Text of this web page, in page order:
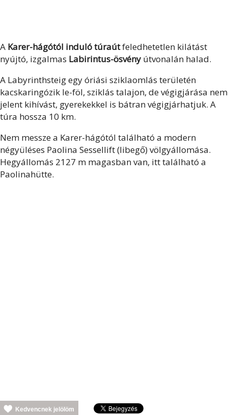
A Karer-hágótól induló túraútfeledhetetlen kilátást
nyújtó, izgalmas Labirintus-ösvény útvonalán halad.
A Labyrinthsteig egy óriási sziklaomlás területén
kacskaringózik le-föl, sziklás talajon, de végigjárása nem
jelent kihívást, gyerekekkel is bátran végigjárhatjuk. A
túra hossza 10 km.
Nem messze a Karer-hágótól található a modern
négyüléses Paolina Sessellift (libegő) völgyállomása.
Hegyállomás 2127 m magasban van, itt található a
Paolinahütte.
Kedvencnek jelölöm